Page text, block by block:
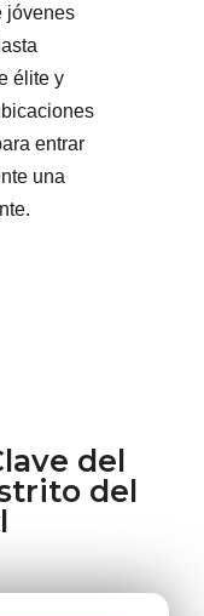
jóvenes
élite y
entrar
una
del
del